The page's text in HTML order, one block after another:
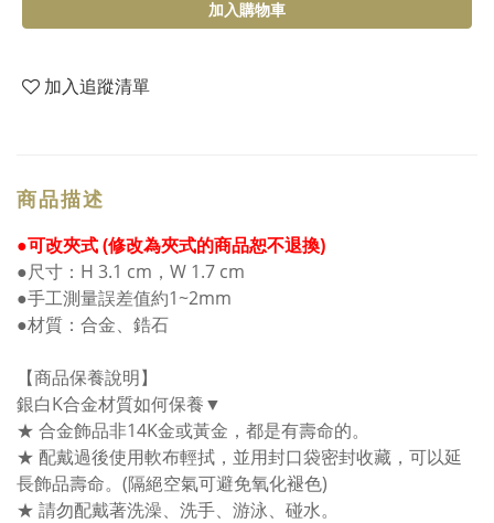
加入購物車
加入追蹤清單
商品描述
●可改夾式 (修改為夾式的商品恕不退換)
●尺寸：H 3.1 cm，W 1.7 cm
●手工測量誤差值約1~2mm
●材質：合金、鋯石
【商品保養說明】
銀白K合金材質如何保養▼
★ 合金飾品非14K金或黃金，都是有壽命的。
★ 配戴過後使用軟布輕拭，並用封口袋密封收藏，可以延
長飾品壽命。(隔絕空氣可避免氧化褪色)
★ 請勿配戴著洗澡、洗手、游泳、碰水。